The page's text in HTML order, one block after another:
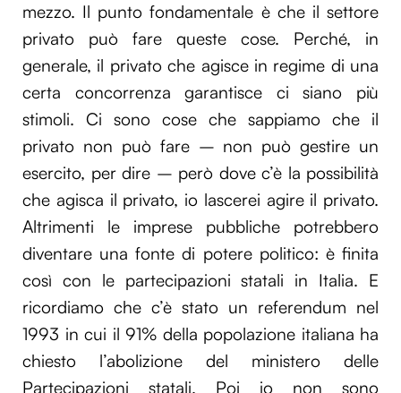
mezzo. Il punto fondamentale è che il settore
privato può fare queste cose. Perché, in
generale, il privato che agisce in regime di una
certa concorrenza garantisce ci siano più
stimoli. Ci sono cose che sappiamo che il
privato non può fare – non può gestire un
esercito, per dire – però dove c’è la possibilità
che agisca il privato, io lascerei agire il privato.
Altrimenti le imprese pubbliche potrebbero
diventare una fonte di potere politico: è finita
così con le partecipazioni statali in Italia. E
ricordiamo che c’è stato un referendum nel
1993 in cui il 91% della popolazione italiana ha
chiesto l’abolizione del ministero delle
Partecipazioni statali. Poi io non sono